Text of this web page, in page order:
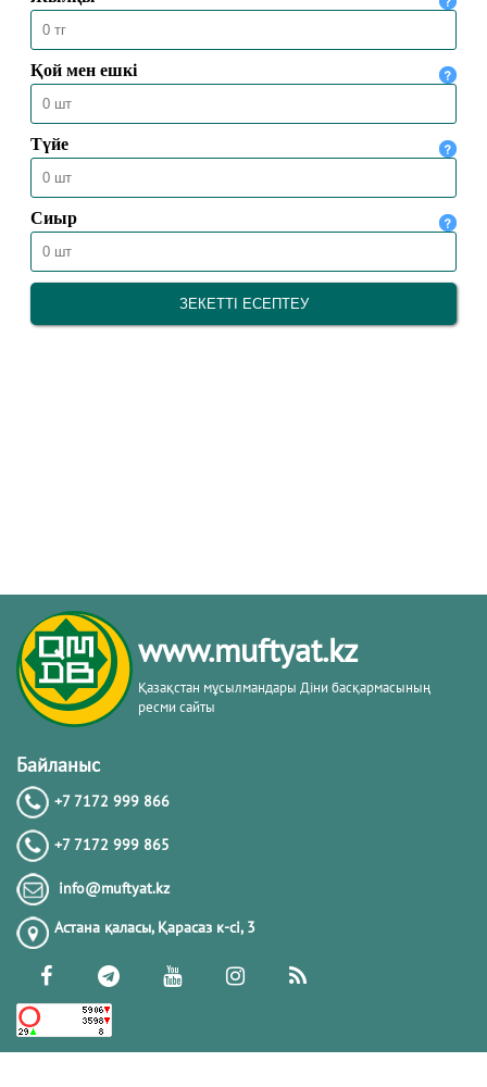
www.muftyat.kz
Қазақстан мұсылмандары Діни басқармасының
ресми сайты
Байланыс
+7 7172 999 866
+7 7172 999 865
info@muftyat.kz
Астана қаласы, Қарасаз к-сi, 3